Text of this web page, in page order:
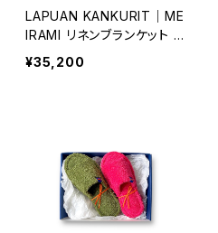
LAPUAN KANKURIT｜ME
IRAMI リネンブランケット 1
45×260cm
¥35,200